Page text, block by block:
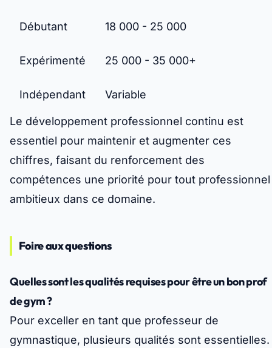
Débutant 18 000 - 25 000
Expérimenté 25 000 - 35 000+
Indépendant Variable
Le développement professionnel continu est
essentiel pour maintenir et augmenter ces
chiffres, faisant du renforcement des
compétences une priorité pour tout professionnel
ambitieux dans ce domaine.
Foire aux questions
Quelles sont les qualités requises pour être un bon prof
de gym ?
Pour exceller en tant que professeur de
gymnastique, plusieurs qualités sont essentielles.